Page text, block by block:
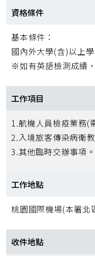
資格條件
基本條件：
國內外大學(含)以上
※如有英語檢測成績
工作項目
1.航機人員檢疫業務(
2.入境旅客傳染病衛
3.其他臨時交辦事項。
工作地點
桃園國際機場(本署北
收件地點